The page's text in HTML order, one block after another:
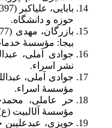
بابایی، علی‎اکبر (1397)،
حوزه و دانشگاه.
بازرگان، مهدی (1377)،
بی‎جا: مؤسسۀ خدمات فرهنگی رسا.
جوادی آملی، عبدالله
نشر اسراء.
جوادی آملی، عبدالله
مؤسسۀ اسراء.
حر عاملی، محمدحسن
مؤسسۀ آل‎البیت (ع).